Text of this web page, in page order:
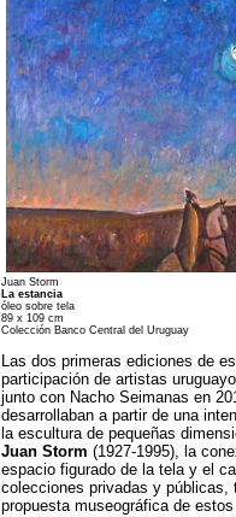
Juan Storm
La estancia
óleo sobre tela
89 x 109 cm
Colección Banco Central del Uruguay
Las dos primeras ediciones de
participación de artistas
junto con Nacho Seimanas en
desarrollaban a partir de una
la escultura de pequeñas
Juan Storm (1927-1995), la
espacio figurado de la tela y el
colecciones privadas y públicas,
propuesta museográfica de